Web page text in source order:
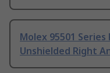
Molex 95501 Series
Unshielded Right